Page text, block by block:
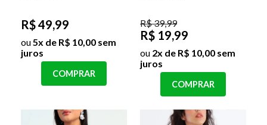
R$ 49,99
ou5x de R$ 10,00 sem
juros
COMPRAR
R$ 39,99
R$ 19,99
ou 2x de R$ 10,00 sem
juros
COMPRAR